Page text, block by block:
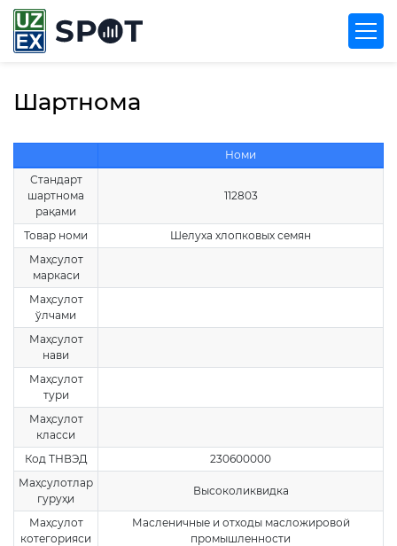
Шартнома
Номи
Стандарт
шартнома
рақами
112803
Товар номи
Шелуха хлопковых семян
Маҳсулот
маркаси
Маҳсулот
ўлчами
Маҳсулот
нави
Маҳсулот
тури
Маҳсулот
класси
Код ТНВЭД
230600000
Маҳсулотлар
гуруҳи
Высоколиквидка
Маҳсулот
котегорияси
Масленичные и отходы масложировой
промышленности